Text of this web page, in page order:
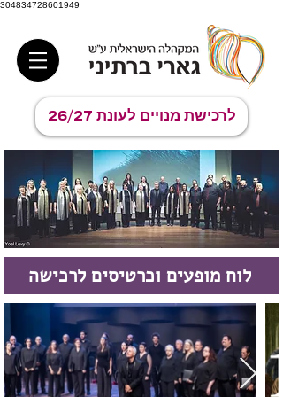
304834728601949
לרכישת מנויים לעונת 26/27
לוח מופעים וכרטיסים לרכישה